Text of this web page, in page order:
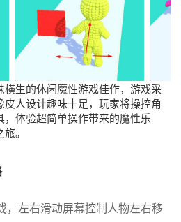
生的休闲魔性游戏佳作，游戏采
人设计趣味十足，玩家将操控角
体验超简单操作带来的魔性乐
。
，左右滑动屏幕控制人物左右移